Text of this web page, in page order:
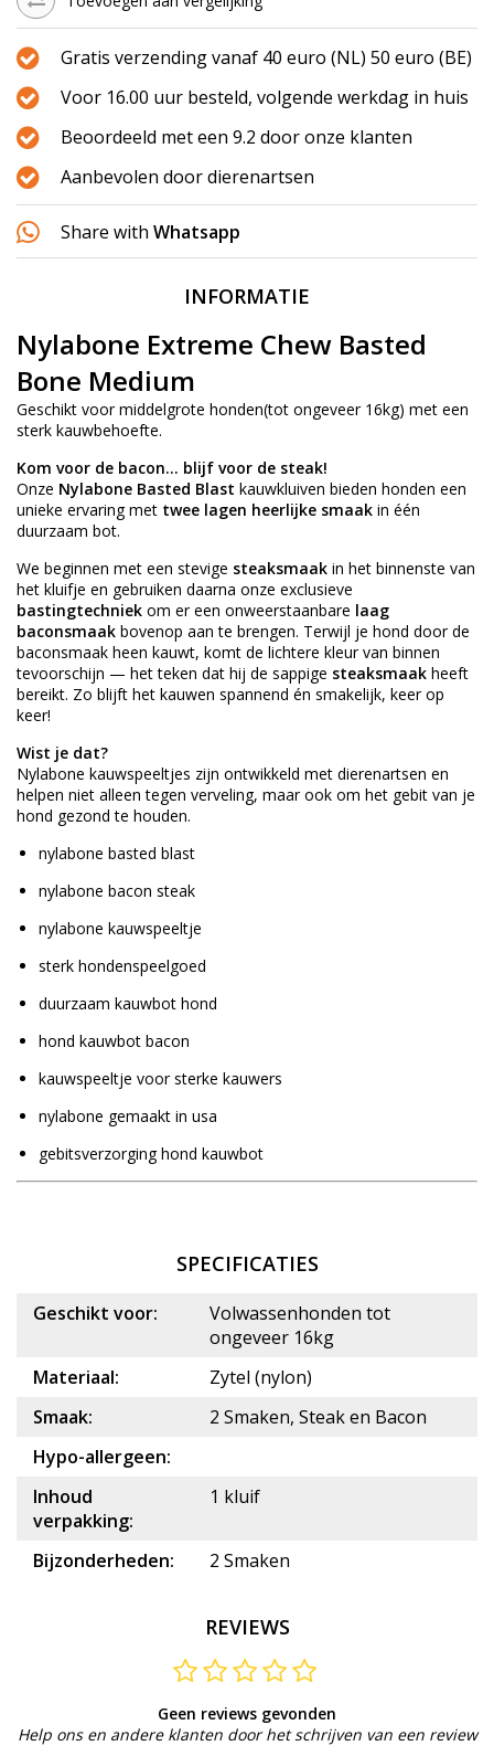
Gratis verzending vanaf 40 euro (NL) 50 euro (BE)
Voor 16.00 uur besteld, volgende werkdag in huis
Beoordeeld met een 9.2 door onze klanten
Aanbevolen door dierenartsen
Share with Whatsapp
INFORMATIE
Nylabone Extreme Chew Basted
Bone Medium
Geschikt voor middelgrote honden(tot ongeveer 16kg) met een
sterk kauwbehoefte.
Kom voor de bacon… blijf voor de steak!
Onze Nylabone Basted Blast kauwkluiven bieden honden een
unieke ervaring met twee lagen heerlijke smaak in één
duurzaam bot.
We beginnen met een stevige steaksmaak in het binnenste van
het kluifje en gebruiken daarna onze exclusieve
bastingtechniek om er een onweerstaanbare laag
baconsmaak bovenop aan te brengen. Terwijl je hond door de
baconsmaak heen kauwt, komt de lichtere kleur van binnen
tevoorschijn — het teken dat hij de sappige steaksmaak heeft
bereikt. Zo blijft het kauwen spannend én smakelijk, keer op
keer!
Wist je dat?
Nylabone kauwspeeltjes zijn ontwikkeld met dierenartsen en
helpen niet alleen tegen verveling, maar ook om het gebit van je
hond gezond te houden.
nylabone basted blast
nylabone bacon steak
nylabone kauwspeeltje
sterk hondenspeelgoed
duurzaam kauwbot hond
hond kauwbot bacon
kauwspeeltje voor sterke kauwers
nylabone gemaakt in usa
gebitsverzorging hond kauwbot
SPECIFICATIES
Geschikt voor:
Volwassenhonden tot
ongeveer 16kg
Materiaal:
Zytel (nylon)
Smaak:
2 Smaken, Steak en Bacon
Hypo-allergeen:
Inhoud
verpakking:
1 kluif
Bijzonderheden: 2 Smaken
REVIEWS
Geen reviews gevonden
Help ons en andere klanten door het schrijven van een review